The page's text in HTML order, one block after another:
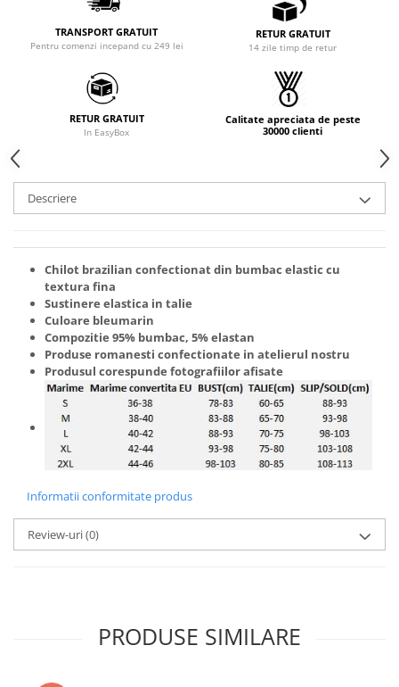
TRANSPORT GRATUIT
Pentru comenzi incepand cu 249 lei
RETUR GRATUIT
14 zile timp de retur
RETUR GRATUIT
In EasyBox
Calitate apreciata de peste
30000 clienti
Descriere
Chilot brazilian confectionat din bumbac elastic cu
textura fina
Sustinere elastica in talie
Culoare bleumarin
Compozitie 95% bumbac, 5% elastan
Produse romanesti confectionate in atelierul nostru
Produsul corespunde fotografiilor afisate
Informatii conformitate produs
Review-uri(0)
PRODUSE SIMILARE